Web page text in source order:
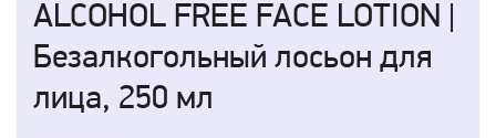
ALCOHOL FREE FACE LOTION |
Безалкогольный лосьон для
лица, 250 мл